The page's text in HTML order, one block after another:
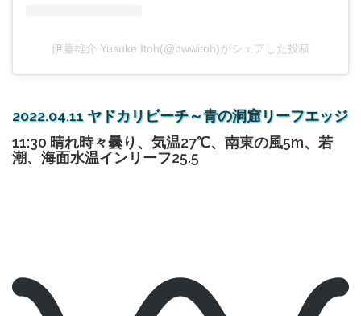
伊藤雄介 Yusuke Itoh(@bwwitoh)がシェアした投稿
2022.04.11 ヤドカリビーチ～青の洞窟リーフエッジ
11:30 晴れ時々曇り、気温27℃、南東の風5m、若
潮、海面水温インリーフ25.5